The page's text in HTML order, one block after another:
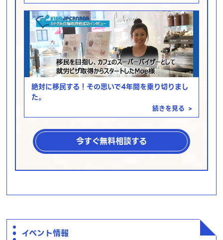
絶対に移民する！その思いで4年間を乗り切りまし
た。
続きを見る >
今すぐ無料相談する
イベント情報